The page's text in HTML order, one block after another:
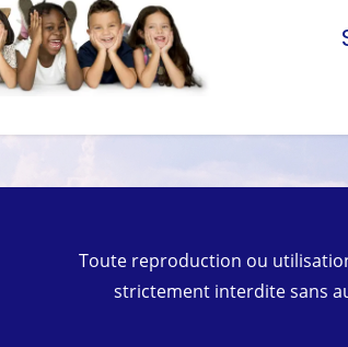
Toute reproduction ou
strictement interdite sans